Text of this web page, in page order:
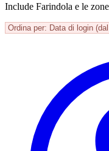
Include Farindola e le